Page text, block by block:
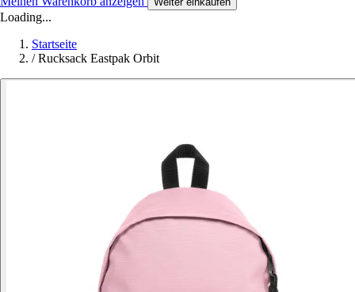
Loading...
Startseite
/ Rucksack Eastpak Orbit